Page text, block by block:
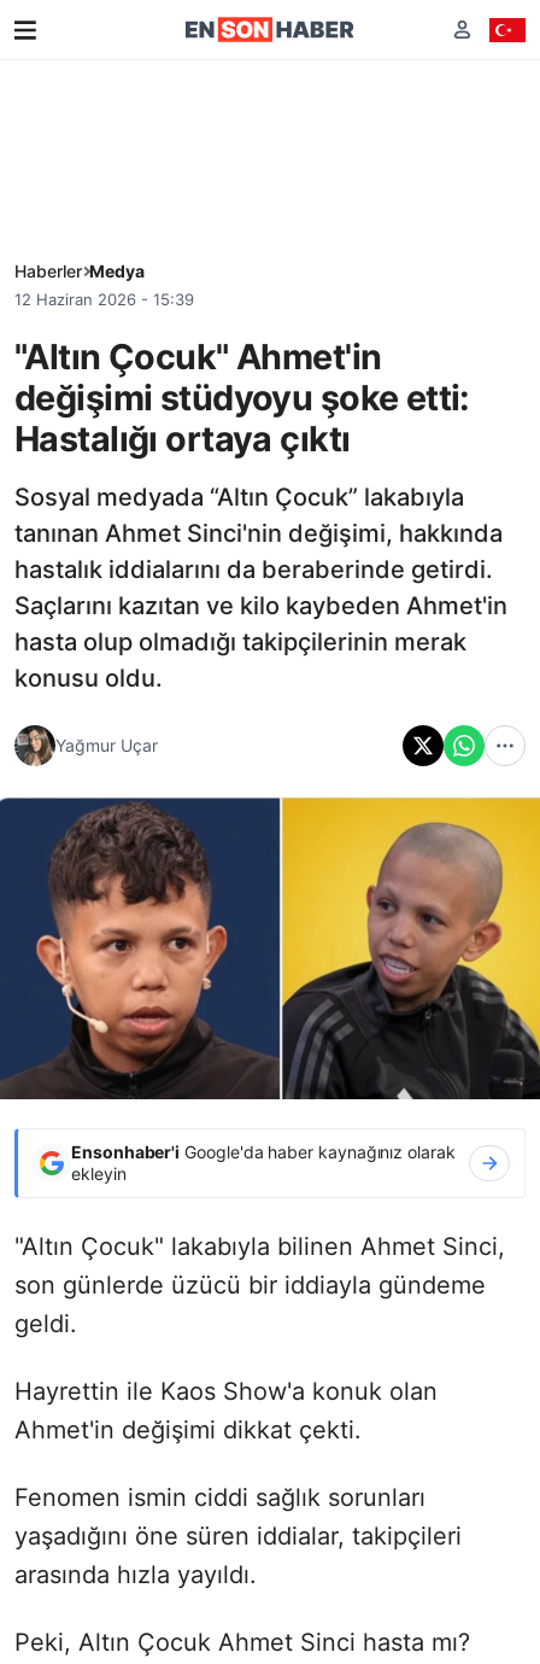
Haberler Medya
12 Haziran 2026 - 15:39
"Altın Çocuk" Ahmet'in
değişimi stüdyoyu şoke etti:
Hastalığı ortaya çıktı
Sosyal medyada “Altın Çocuk” lakabıyla
tanınan Ahmet Sinci'nin değişimi, hakkında
hastalık iddialarını da beraberinde getirdi.
Saçlarını kazıtan ve kilo kaybeden Ahmet'in
hasta olup olmadığı takipçilerinin merak
konusu oldu.
Yağmur Uçar
Ensonhaber'i Google'da haber kaynağınız olarak
ekleyin
"Altın Çocuk" lakabıyla bilinen Ahmet Sinci,
son günlerde üzücü bir iddiayla gündeme
geldi.
Hayrettin ile Kaos Show'a konuk olan
Ahmet'in değişimi dikkat çekti.
Fenomen ismin ciddi sağlık sorunları
yaşadığını öne süren iddialar, takipçileri
arasında hızla yayıldı.
Peki, Altın Çocuk Ahmet Sinci hasta mı?